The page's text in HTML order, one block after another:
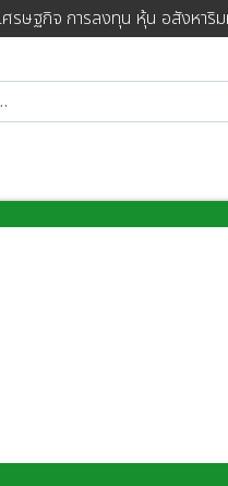
รษฐกิจ การลงทุน หุ้น อสังหาริ